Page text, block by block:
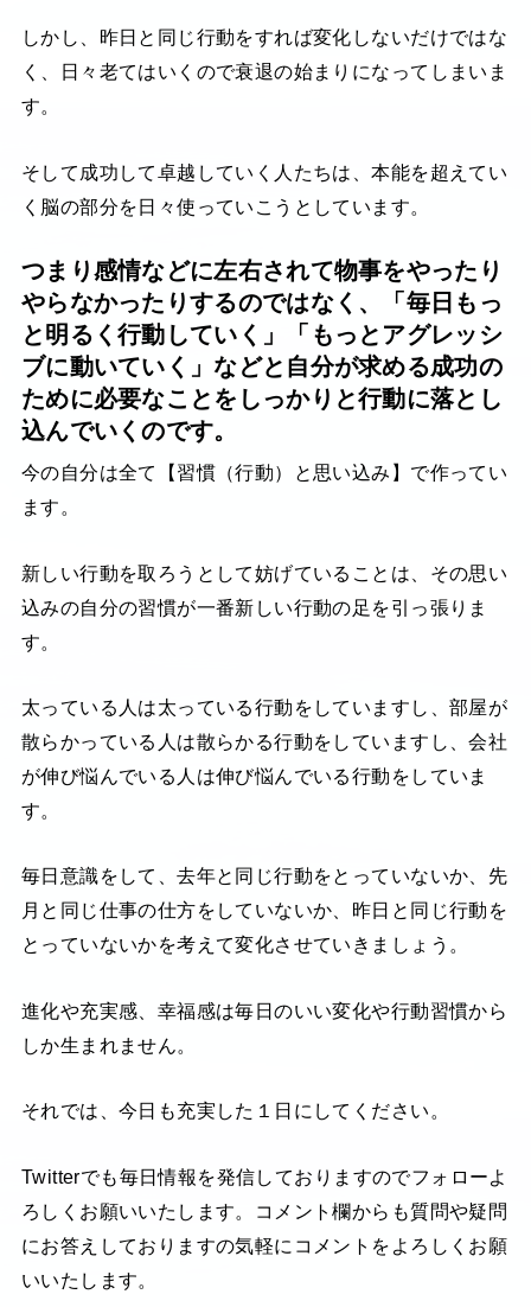
しかし、昨日と同じ行動をすれば変化しないだけではな
く、日々老てはいくので衰退の始まりになってしまいま
す。
そして成功して卓越していく人たちは、本能を超えてい
く脳の部分を日々使っていこうとしています。
つまり感情などに左右されて物事をやったり
やらなかったりするのではなく、「毎日もっ
と明るく行動していく」「もっとアグレッシ
ブに動いていく」などと自分が求める成功の
ために必要なことをしっかりと行動に落とし
込んでいくのです。
今の自分は全て【習慣（行動）と思い込み】で作ってい
ます。
新しい行動を取ろうとして妨げていることは、その思い
込みの自分の習慣が一番新しい行動の足を引っ張りま
す。
太っている人は太っている行動をしていますし、部屋が
散らかっている人は散らかる行動をしていますし、会社
が伸び悩んでいる人は伸び悩んでいる行動をしていま
す。
毎日意識をして、去年と同じ行動をとっていないか、先
月と同じ仕事の仕方をしていないか、昨日と同じ行動を
とっていないかを考えて変化させていきましょう。
進化や充実感、幸福感は毎日のいい変化や行動習慣から
しか生まれません。
それでは、今日も充実した１日にしてください。
Twitterでも毎日情報を発信しておりますのでフォローよ
ろしくお願いいたします。コメント欄からも質問や疑問
にお答えしておりますの気軽にコメントをよろしくお願
いいたします。